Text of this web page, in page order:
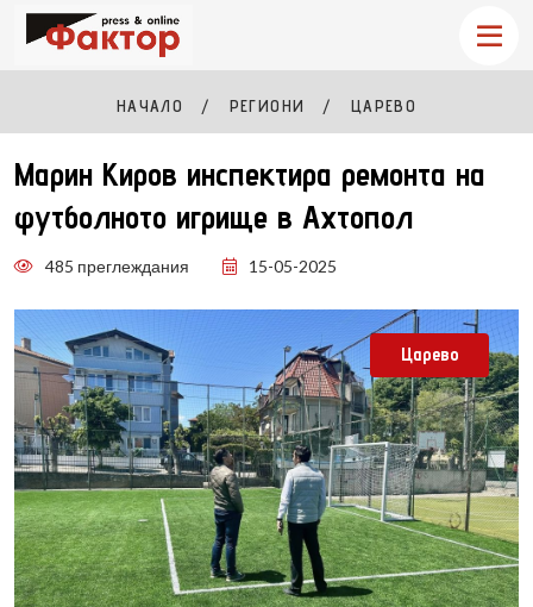
НАЧАЛО РЕГИОНИ ЦАРЕВО
Марин Киров инспектира ремонта на
футболното игрище в Ахтопол
485 преглеждания 15-05-2025
Царево